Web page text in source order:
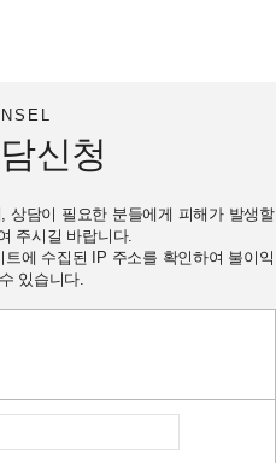
신청
상담이 필요한 분들에게 피해가 발생할
주시길 바랍니다.
에 수집된 IP 주소를 확인하여 불이익
있습니다.